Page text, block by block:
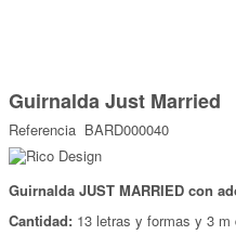
Top Ventas
Temática
comienzo
de
la
galería
de
imágenes
Guirnalda Just Married
Referencia BARD000040
Guirnalda JUST MARRIED con
Cantidad: 13 letras y formas y 3 m